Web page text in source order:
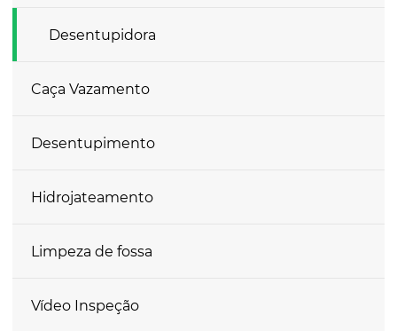
Desentupidora
Caça Vazamento
Desentupimento
Hidrojateamento
Limpeza de fossa
Vídeo Inspeção